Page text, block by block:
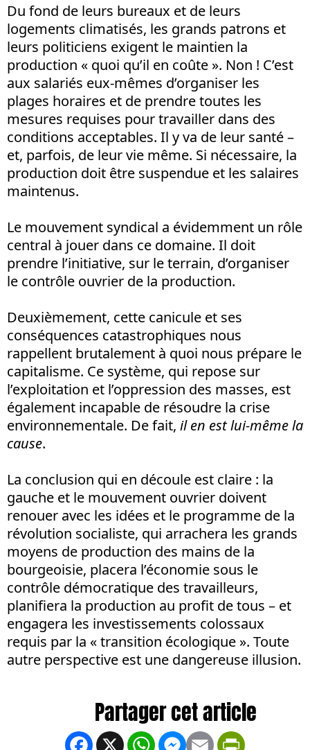
Du fond de leurs bureaux et de leurs
logements climatisés, les grands patrons et
leurs politiciens exigent le maintien la
production « quoi qu’il en coûte ». Non ! C’est
aux salariés eux-mêmes d’organiser les
plages horaires et de prendre toutes les
mesures requises pour travailler dans des
conditions acceptables. Il y va de leur santé –
et, parfois, de leur vie même. Si nécessaire, la
production doit être suspendue et les salaires
maintenus.
Le mouvement syndical a évidemment un rôle
central à jouer dans ce domaine. Il doit
prendre l’initiative, sur le terrain, d’organiser
le contrôle ouvrier de la production.
Deuxièmement, cette canicule et ses
conséquences catastrophiques nous
rappellent brutalement à quoi nous prépare le
capitalisme. Ce système, qui repose sur
l’exploitation et l’oppression des masses, est
également incapable de résoudre la crise
environnementale. De fait, il en estlui-même la
cause.
La conclusion qui en découle est claire : la
gauche et le mouvement ouvrier doivent
renouer avec les idées et le programme de la
révolution socialiste, qui arrachera les grands
moyens de production des mains de la
bourgeoisie, placera l’économie sous le
contrôle démocratique des travailleurs,
planifiera la production au profit de tous – et
engagera les investissements colossaux
requis par la « transition écologique ». Toute
autre perspective est une dangereuse illusion.
Facebook
X WhatsApp
Messenger
Email